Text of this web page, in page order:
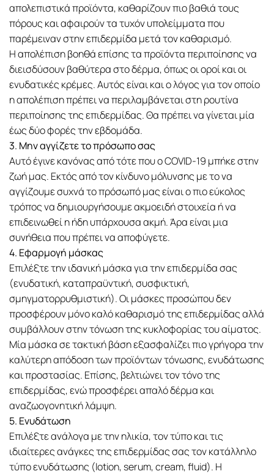
απολεπιστικά προϊόντα, καθαρίζουν πιο βαθιά τους
πόρους και αφαιρούν τα τυχόν υπολείμματα που
παρέμειναν στην επιδερμίδα μετά τον καθαρισμό.
Η απολέπιση βοηθά επίσης τα προϊόντα περιποίησης να
διεισδύσουν βαθύτερα στο δέρμα, όπως οι οροί και οι
ενυδατικές κρέμες. Αυτός είναι και ο λόγος για τον οποίο
η απολέπιση πρέπει να περιλαμβάνεται στη ρουτίνα
περιποίησης της επιδερμίδας. Θα πρέπει να γίνεται μία
έως δύο φορές την εβδομάδα.
3. Μην αγγίζετε το πρόσωπο σας
Αυτό έγινε κανόνας από τότε που ο COVID-19 μπήκε στην
ζωή μας. Εκτός από τον κίνδυνο μόλυνσης με το να
αγγίζουμε συχνά το πρόσωπό μας είναι ο πιο εύκολος
τρόπος να δημιουργήσουμε ακμοειδή στοιχεία ή να
επιδεινωθεί η ήδη υπάρχουσα ακμή. Άρα είναι μια
συνήθεια που πρέπει να αποφύγετε.
4. Εφαρμογή μάσκας
Επιλέξτε την ιδανική μάσκα για την επιδερμίδα σας
(ενυδατική, καταπραϋντική, συσφικτική,
σμηγματορρυθμιστική). Οι μάσκες προσώπου δεν
προσφέρουν μόνο καλό καθαρισμό της επιδερμίδας αλλά
συμβάλλουν στην τόνωση της κυκλοφορίας του αίματος.
Μία μάσκα σε τακτική βάση εξασφαλίζει πιο γρήγορα την
καλύτερη απόδοση των προϊόντων τόνωσης, ενυδάτωσης
και προστασίας. Επίσης, βελτιώνει τον τόνο της
επιδερμίδας, ενώ προσφέρει απαλό δέρμα και
αναζωογονητική λάμψη.
5. Ενυδάτωση
Επιλέξτε ανάλογα με την ηλικία, τον τύπο και τις
ιδιαίτερες ανάγκες της επιδερμίδας σας τον κατάλληλο
τύπο ενυδάτωσης (lotion, serum, cream, fluid). Η